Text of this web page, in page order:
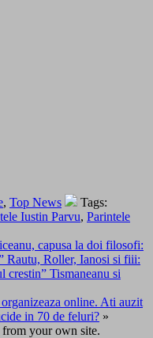
, Top News
Tags:
Iustin Parvu, Parintele
capusa la doi filosofi:
Rautu, Roller, Ianosi si fiii:
crestin” Tismaneanu si
online. Ati auzit
in 70 de feluri? »
from your own site.